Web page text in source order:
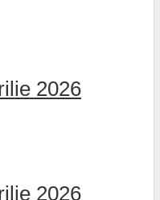
2026
2026